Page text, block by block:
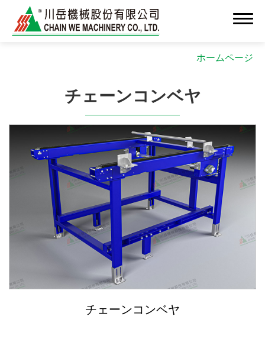
ホームページ
チェーンコンベヤ
チェーンコンベヤ
会社情報
新着情報
高付加価値OEM/ODM製造
ソリューション
クリーンルーム組立システム
精密組立・インテグレーション
ASRS自動倉庫システム
走行軸（第7軸）ロボットシステム
コンベアシステムモジュール